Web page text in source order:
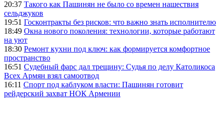
20:37 Такого как Пашинян не было со времен нашествия
сельджуков
19:51 Госконтракты без рисков: что важно знать исполнителю
18:49 Окна нового поколения: технологии, которые работают
на уют
18:30 Ремонт кухни под ключ: как формируется комфортное
пространство
16:51 Судебный фарс дал трещину: Судья по делу Католикоса
Всех Армян взял самоотвод
16:11 Спорт под каблуком власти: Пашинян готовит
рейдерский захват НОК Армении